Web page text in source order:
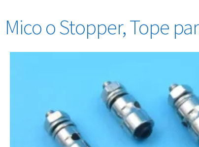
Mico o Stopper, Tope